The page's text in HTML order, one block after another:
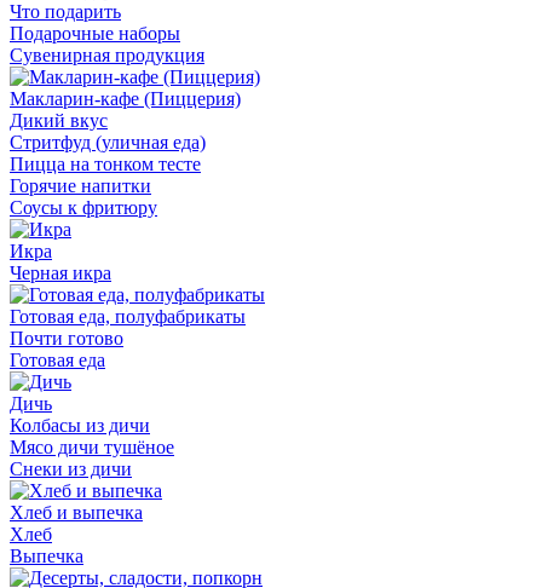
Что подарить
Подарочные наборы
Сувенирная продукция
Макларин-кафе (Пиццерия)
Дикий вкус
Стритфуд (уличная еда)
Пицца на тонком тесте
Горячие напитки
Соусы к фритюру
Икра
Черная икра
Готовая еда, полуфабрикаты
Почти готово
Готовая еда
Дичь
Колбасы из дичи
Мясо дичи тушёное
Снеки из дичи
Хлеб и выпечка
Хлеб
Выпечка